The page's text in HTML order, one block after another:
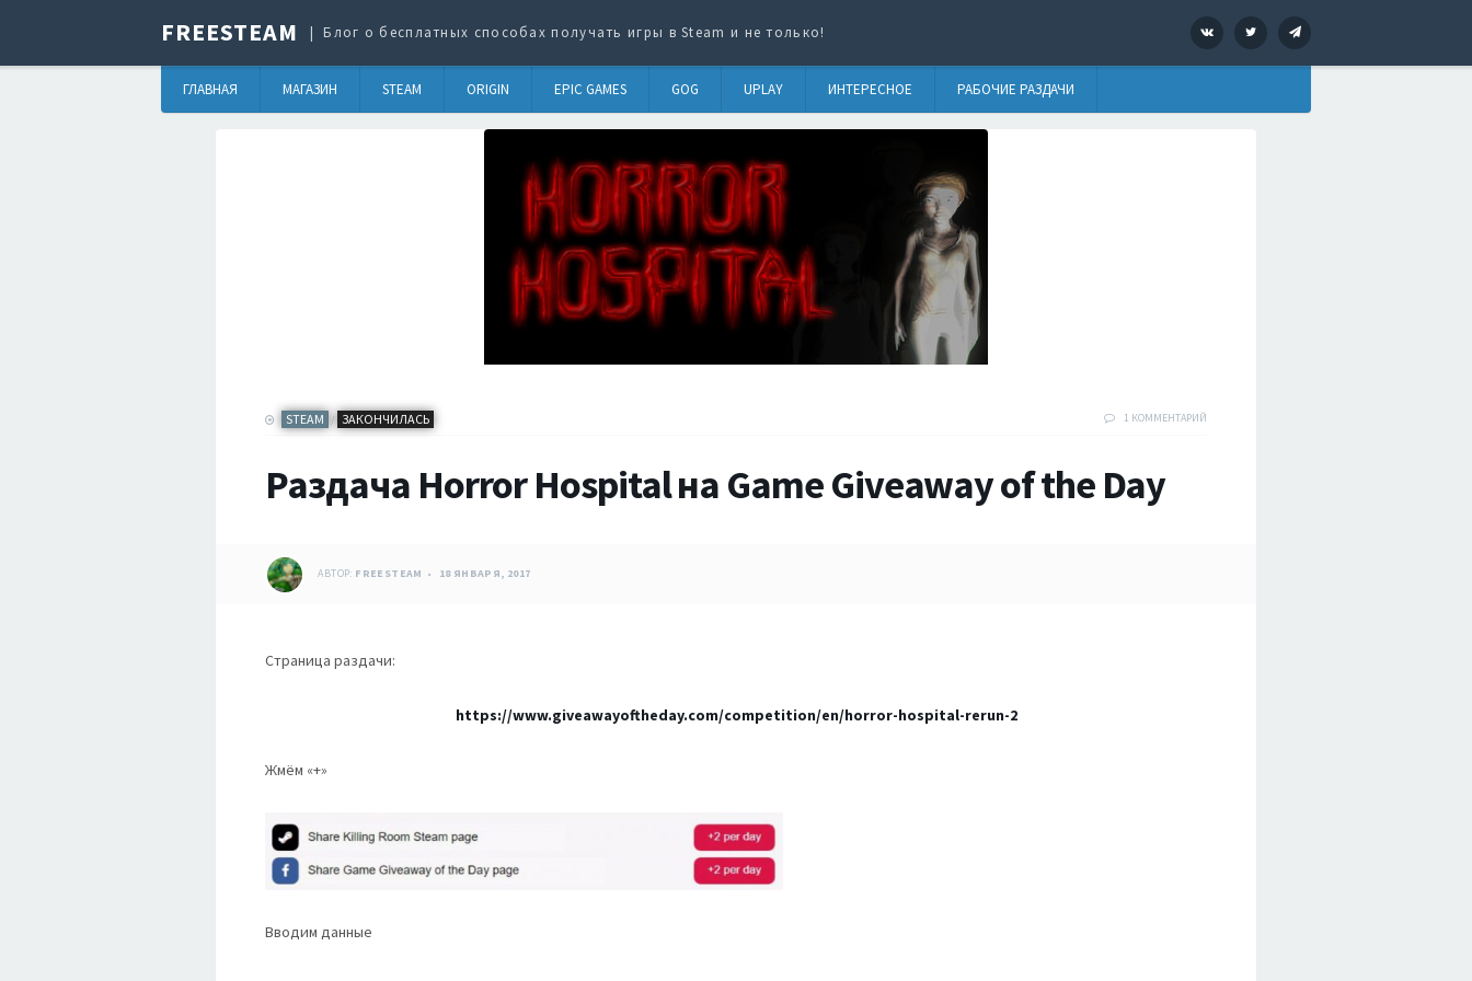
FREESTEAM Блог о бесплатных способах получать игры в Steam и не только! VK Twitter
ГЛАВНАЯ МАГАЗИН STEAM ORIGIN EPIC GAMES GOG UPLAY ИНТЕРЕСНОЕ РАБОЧИЕ РАЗДАЧИ
STEAM / ЗАКОНЧИЛАСЬ 1 КОММЕНТАРИЙ
Раздача Horror Hospital на Game Giveaway of the Day
АВТОР: FREESTEAM 18 ЯНВАРЯ, 2017
Страница раздачи:
https://www.giveawayoftheday.com/competition/en/horror-hospital-rerun-2
Жмём «+»
Вводим данные